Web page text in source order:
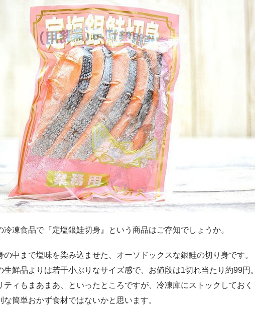
冷凍食品で『定塩銀鮭切身』という商品はご存知でしょうか。
の中まで塩味を染み込ませた、オーソドックスな銀鮭の切り身です。
生鮮品よりは若干小ぶりなサイズ感で、お値段は1切れ当たり約99円。
ティもまあまあ、といったところですが、冷凍庫にストックしておく
な簡単おかず食材ではないかと思います。